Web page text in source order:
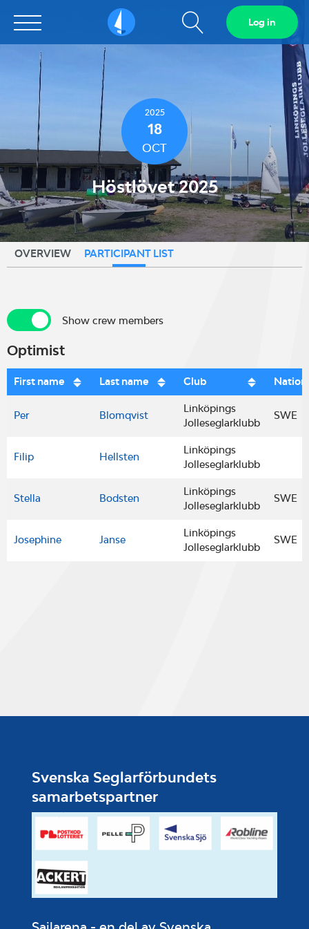
Sailarena Show
search
Log in
2025
18
OCT
Höstlövet 2025
OVERVIEW PARTICIPANT LIST
Show crew membersShow crew members
Optimist
First name Last name Club
Per Blomqvist
Linköpings
Jolleseglarklubb
SWE
Filip Hellsten
Linköpings
Jolleseglarklubb
Stella Bodsten
Linköpings
Jolleseglarklubb
SWE
Josephine Janse
Linköpings
Jolleseglarklubb
SWE
Svenska Seglarförbundets
samarbetspartner